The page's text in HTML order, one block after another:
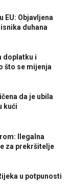
EU: Objavljena
duhana
doplatku i
što se mijenja
da je ubila
kući
Ilegalna
za prekršitelje
u potpunosti